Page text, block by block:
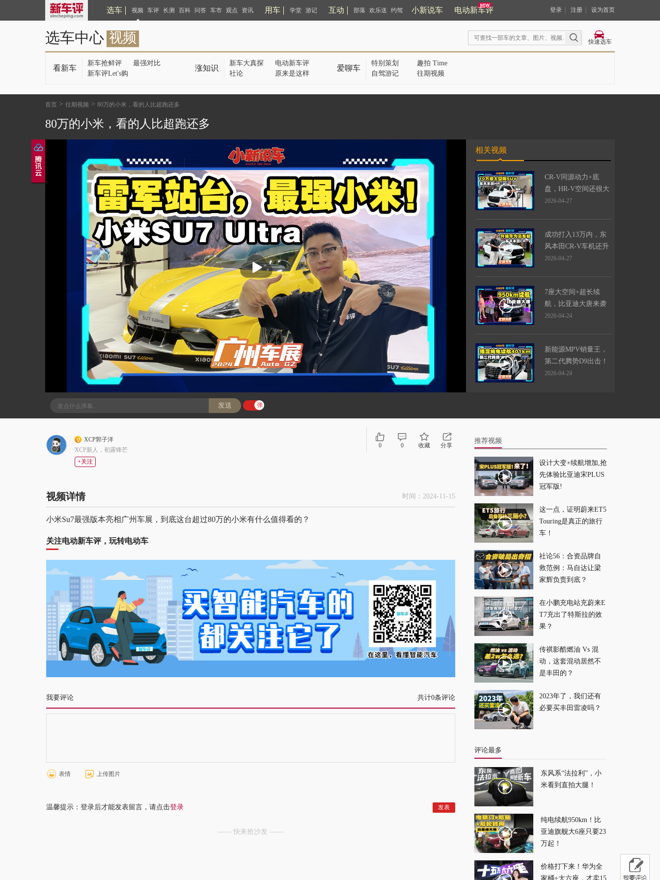
选车 视频 车评 长测 百科 问答 车市 观点 资讯 用车 学堂 游记 互动 部落 欢乐送 约驾 小新说车 电动新车评 登录 注册 设为首页
选车中心 视频 快速选车
看新车
新车抢鲜评
最强对比
新车评Let's购
涨知识
新车大真探
电动新车评
社论
原来是这样
爱聊车
特别策划
趣拍 Time
自驾游记
往期视频
首页 > 往期视频 > 80万的小米，看的人比超跑还多
80万的小米，看的人比超跑还多
发送 弹
播
放
相关视频
CR-V同源动力+底
盘，HR-V空间还很大
2026-04-27
成功打入13万内，东
风本田CR-V车机还升
级了
2026-04-27
7座大空间+超长续
航，比亚迪大唐来袭
2026-04-24
新能源MPV销量王，
第二代腾势D9出击！
2026-04-24
轿车了？还一次性出3
性价比最高A级
SUV，非这台海狮05
莫属
2026-04-24
充电超快，比亚迪汉
EV闪充版上新！
三电机旗舰SUV，腾
2026-04-24
跑车，这台比亚迪不
得了
2026-04-24
第三代元 PLUS 亮
相，今年最有性价比
XCP郭子洋
XCP新人，初露锋芒
+关注
0 0 收藏 分享
视频详情 时间：2024-11-15
小米Su7最强版本亮相广州车展，到底这台超过80万的小米有什么值得看的？
关注电动新车评，玩转电动车
共计0条评论
我要评论
表情 上传图片
温馨提示：登录后才能发表留言，请点击登录
—— 快来抢沙发 ——
推荐视频
设计大变+续航增加,抢
先体验比亚迪宋PLUS
冠军版!
这一点，证明蔚来ET5
Touring是真正的旅行
车！
社论56：合资品牌自
救范例：马自达让梁
家辉负责到底？
在小鹏充电站充蔚来E
T7充出了特斯拉的效
果？
传祺影酷燃油 Vs 混
动，这套混动居然不
是丰田的？
2023年了，我们还有
必要买丰田雷凌吗？
评论最多
东风系“法拉利”，小
米看到直拍大腿！
纯电续航950km！比
亚迪旗舰大6座只要23
万起！
价格打下来！华为全
家桶+大六座，才卖15